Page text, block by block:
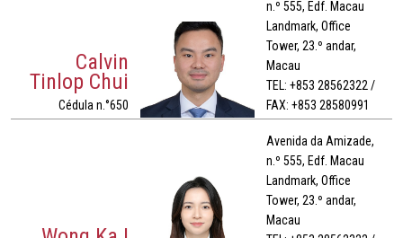
Calvin
Tinlop Chui
Cédula n.°650
n.º 555, Edf. Macau
Landmark, Office
Tower, 23.º andar,
Macau
TEL: +853 28562322 /
FAX: +853 28580991
Avenida da Amizade,
n.º 555, Edf. Macau
Landmark, Office
Tower, 23.º andar,
Macau